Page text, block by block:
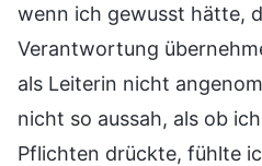
wenn ich gewusst hätte,
Verantwortung
als Leiterin nicht
nicht so aussah, als ob
Pflichten drückte, fühlte